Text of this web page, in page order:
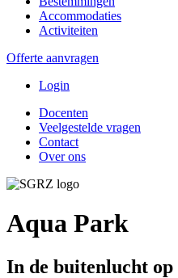
Accommodaties
Activiteiten
Offerte aanvragen
Login
Docenten
Veelgestelde vragen
Contact
Over ons
Aqua Park
In de buitenlucht